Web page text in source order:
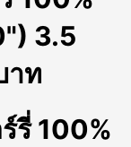
3.5
าท
รี่ 100%